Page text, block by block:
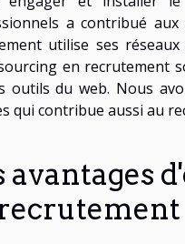
a contribué
utilise ses
en recrutement
outils du web. Nous
qui contribue aussi au
avantages